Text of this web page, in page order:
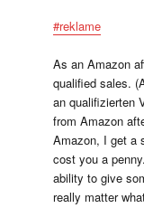
#reklame
As an Amazon
qualified sales.
an qualifizierten
from Amazon
Amazon, I get a
cost you a
ability to give
really matter